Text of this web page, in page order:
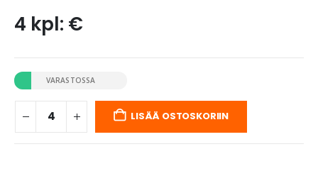
4 kpl: €
VARASTOSSA
LISÄÄ OSTOSKORIIN